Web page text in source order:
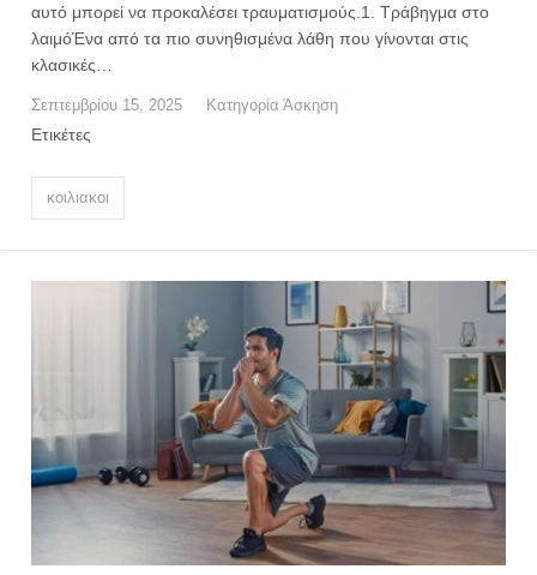
αυτό μπορεί να προκαλέσει τραυματισμούς.1. Τράβηγμα στο
λαιμόΈνα από τα πιο συνηθισμένα λάθη που γίνονται στις
κλασικές…
Σεπτεμβρίου 15, 2025 Κατηγορία Άσκηση
Ετικέτες
κοιλιακοι